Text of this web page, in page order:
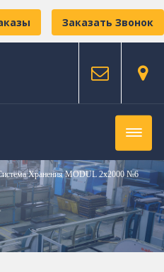
Заказать Звонок
Хранения MODUL 2х2000 №6